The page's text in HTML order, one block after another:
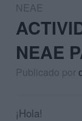
NEAE
NEAE
Publicado por
¡Hola!